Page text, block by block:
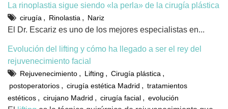
La rinoplastia sigue siendo «la perla» de la cirugía plástica
cirugía , Rinolastia , Nariz
El Dr. Escariz es uno de los mejores especialistas en...
Evolución del lifting y cómo ha llegado a ser el rey del
rejuvenecimiento facial
Rejuvenecimiento , Lifting , Cirugía plástica ,
postoperatorios , cirugía estética Madrid , tratamientos
estéticos , cirujano Madrid , cirugía facial , evolución